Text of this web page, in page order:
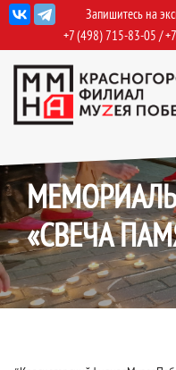
Перейти
к
содержимому
Запишитесь на
+7 (498) 715-83-05 /
«СВЕЧА